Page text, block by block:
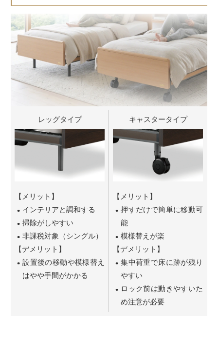
レッグタイプ キャスタータイプ
【メリット】
インテリアと調和する
掃除がしやすい
非課税対象（シングル）
【デメリット】
設置後の移動や模様替え
はやや手間がかかる
【メリット】
押すだけで簡単に移動可
能
模様替えが楽
【デメリット】
集中荷重で床に跡が残り
やすい
ロック前は動きやすいた
め注意が必要